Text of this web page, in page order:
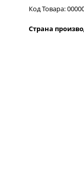
Код Товара:
Страна